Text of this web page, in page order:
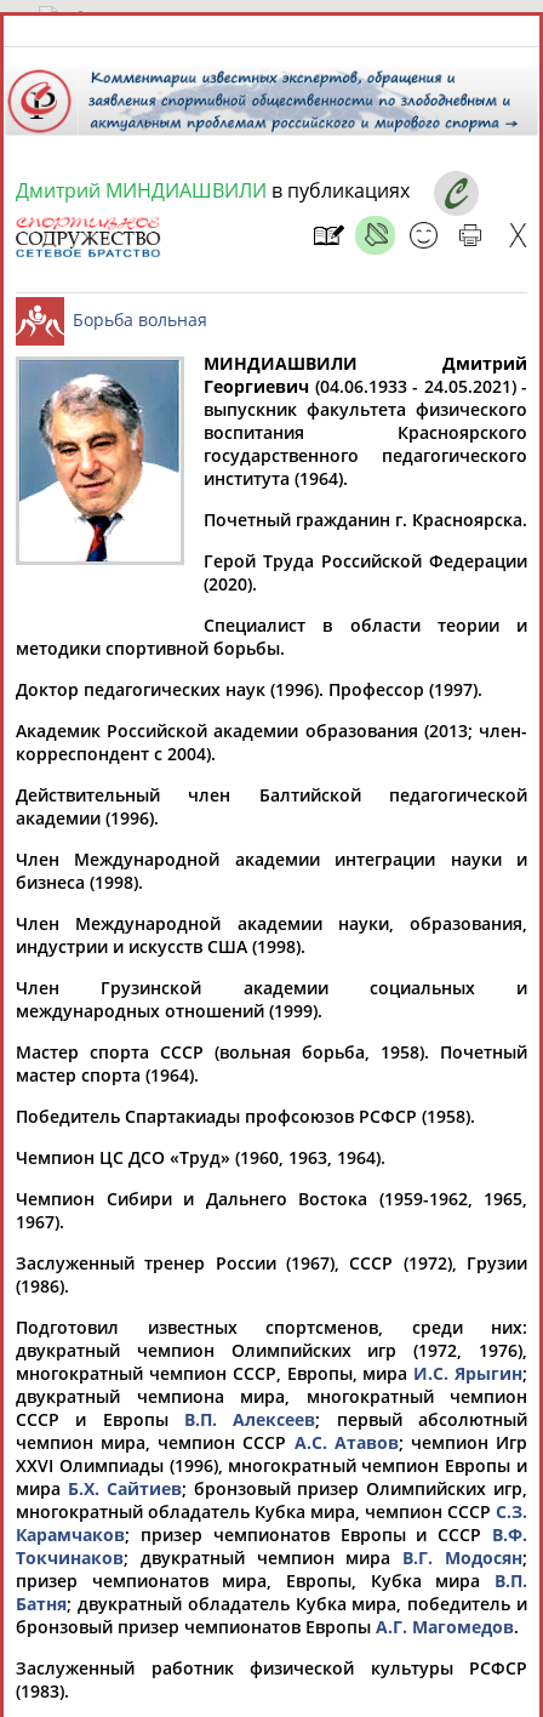
6 августа 2026 года,11:07
Найдено: 13181 Расширенный поиск
Аслаудин
АБАЕВ
Елена
АБАИМОВА
Мария
АБАКУМОВА
Юлия
АБАЛАКИНА
Дмитрий
АБАРЕНОВ
АБАСОВА
АБАЧАРАЕВ
АБАШИДЗЕ
Флюра
БУЛАТОВА
Татьяна
Акжана
Артур
Каримжан
Аделя
Андрей
Рамазан
АБДУЛАЕВ
АБДУЛАЕВ
АБДУЛАЗИЗОВ
АБДУЛБЕКОВ
Камалудин
АБДУЛДАУДОВ
Абдула
АБДУЛЖАЛИЛОВ
Магомед
АБДУЛКАГИРОВ
Назир
АБДУЛЛАЕВ
24 персон из 13181
ЕЩЁ ПЕРСОНЫ
ТАБЛО АКТИВНОСТИ
Дмитрий МИНДИАШВИЛИ в публикациях
Борьба вольная
МИНДИАШВИЛИ Дмитрий
Георгиевич (04.06.1933 - 24.05.2021) -
выпускник факультета физического
воспитания Красноярского
государственного педагогического
института (1964).
Почетный гражданин г. Красноярска.
Герой Труда Российской Федерации
(2020).
Специалист в области теории и
методики спортивной борьбы.
Доктор педагогических наук (1996). Профессор (1997).
Академик Российской академии образования (2013; член-
корреспондент с 2004).
Действительный член Балтийской педагогической
академии (1996).
Член Международной академии интеграции науки и
бизнеса (1998).
Член Международной академии науки, образования,
индустрии и искусств США (1998).
Член Грузинской академии социальных и
международных отношений (1999).
Мастер спорта СССР (вольная борьба, 1958). Почетный
мастер спорта (1964).
Победитель Спартакиады профсоюзов РСФСР (1958).
Чемпион ЦС ДСО «Труд» (1960, 1963, 1964).
Чемпион Сибири и Дальнего Востока (1959-1962, 1965,
1967).
Заслуженный тренер России (1967), СССР (1972), Грузии
(1986).
Подготовил известных спортсменов, среди них:
двукратный чемпион Олимпийских игр (1972, 1976),
многократный чемпион СССР, Европы, мира И.С. Ярыгин;
двукратный чемпиона мира, многократный чемпион
СССР и Европы В.П. Алексеев; первый абсолютный
чемпион мира, чемпион СССР А.С. Атавов; чемпион Игр
XXVI Олимпиады (1996), многократный чемпион Европы и
мира Б.Х. Сайтиев; бронзовый призер Олимпийских игр,
многократный обладатель Кубка мира, чемпион СССР С.З.
Карамчаков; призер чемпионатов Европы и СССР В.Ф.
Токчинаков; двукратный чемпион мира В.Г. Модосян;
призер чемпионатов мира, Европы, Кубка мира В.П.
Батня; двукратный обладатель Кубка мира, победитель и
бронзовый призер чемпионатов Европы А.Г. Магомедов.
Заслуженный работник физической культуры РСФСР
(1983).